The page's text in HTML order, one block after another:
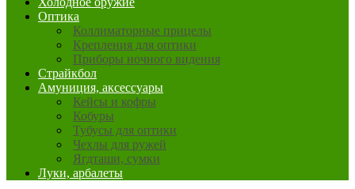
Оптика
Коллиматорные прицелы
Крепления для оптики
Приборы ночного видения
Страйкбол
Амуниция, аксессуары
Кейсы и кофры
Кобуры
Тубусы для оптики
Чехлы для ружей
Ягдташи, сумки
Луки, арбалеты